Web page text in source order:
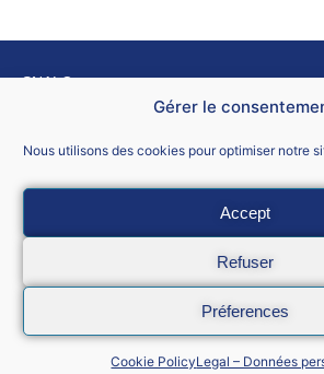
Gérer le
Nous utilisons des cookies pour optimiser notre
Accept
Refuser
Préferences
Cookie PolicyLegal – Données
SNALC
4 rue de Trévise – 75009 PARIS.
CGU